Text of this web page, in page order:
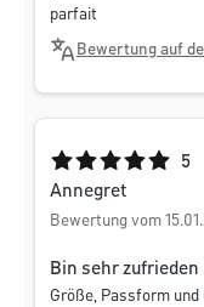
parfait
Bewertung auf
Durchschnittliche5
Annegret
Bewertung vom
Bin sehr zufrieden
Größe, Passform